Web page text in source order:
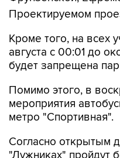
Кроме того, на всех
будет запрещена
Помимо этого, в
метро "Спортивная".
Согласно открытым
российских певиц